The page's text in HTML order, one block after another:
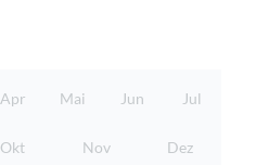
Apr Mai Jun Jul
Okt Nov Dez